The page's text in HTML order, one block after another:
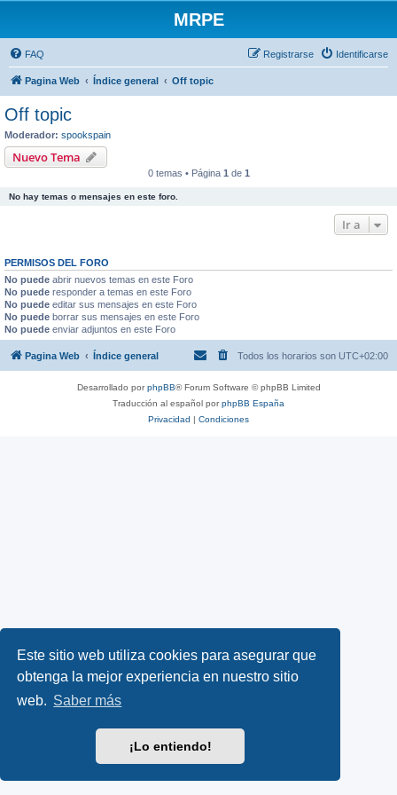
Este sitio web utiliza cookies para asegurar que
obtenga la mejor experiencia en nuestro sitio
web. Saber más
¡Lo entiendo!
MRPE
FAQ Identificarse
Registrarse
Pagina Web Índice general Off topic
Off topic
Moderador: spookspain
Nuevo Tema
0 temas • Página 1 de 1
No hay temas o mensajes en este foro.
Ir a
PERMISOS DEL FORO
No puede abrir nuevos temas en este Foro
No puede responder a temas en este Foro
No puede editar sus mensajes en este Foro
No puede borrar sus mensajes en este Foro
No puede enviar adjuntos en este Foro
Pagina Web Índice general Todos los horarios son UTC+02:00
Desarrollado porphpBB® Forum Software © phpBB Limited
Traducción al español porphpBB España
Privacidad | Condiciones